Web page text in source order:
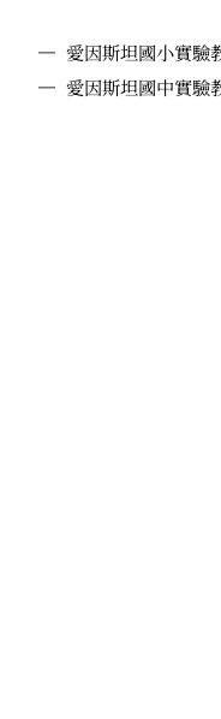
愛因斯坦國小實驗
愛因斯坦國中實驗